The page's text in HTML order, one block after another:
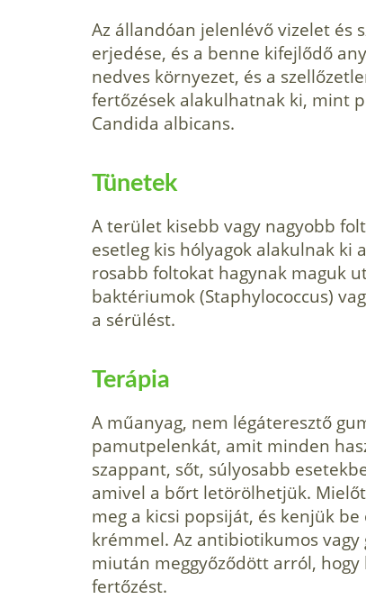
Az állandóan jelenlévő vizelet és
erjedése, és a benne kifejlődő
nedves környezet, és a
fertőzések alakulhatnak ki, mint
Candida albicans.
Tünetek
A terület kisebb vagy na­gyobb
esetleg kis hólyagok alakulnak
rosabb foltokat hagynak maguk
baktériumok (Staphylococcus)
a sérülést.
Terápia
A műanyag, nem légáteresztő
pamutpelenkát, amit minden
szappant, sőt, súlyosabb
amivel a bőrt letörölhetjük.
meg a kicsi popsiját, és kenjük
krémmel. Az antibiotikumos
miután meggyőződött arról,
fertőzést.